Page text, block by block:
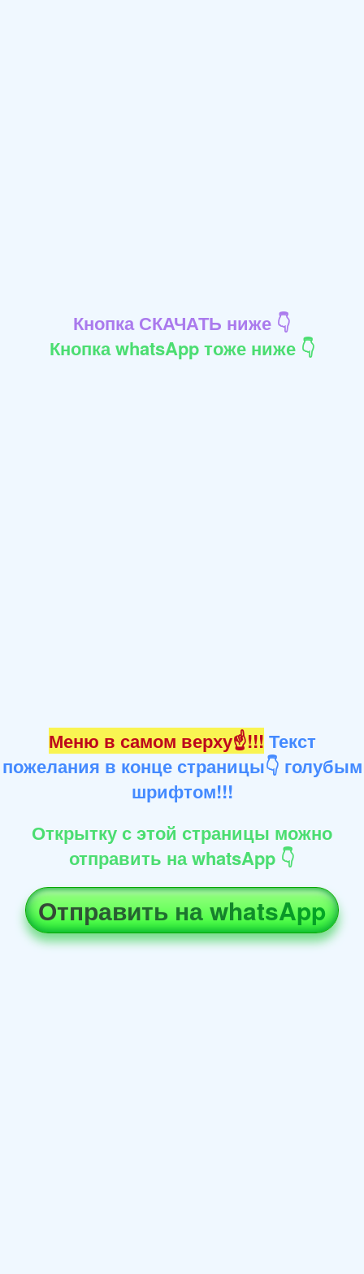
Кнопка СКАЧАТЬ ниже 👇
Кнопка whatsApp тоже ниже 👇
Меню в самом верху☝!!! Текст
пожелания в конце страницы👇 голубым
шрифтом!!!
Открытку с этой страницы можно
отправить на whatsApp 👇
Отправить на whatsApp